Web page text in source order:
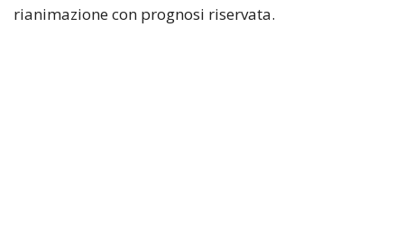
rianimazione con prognosi riservata.